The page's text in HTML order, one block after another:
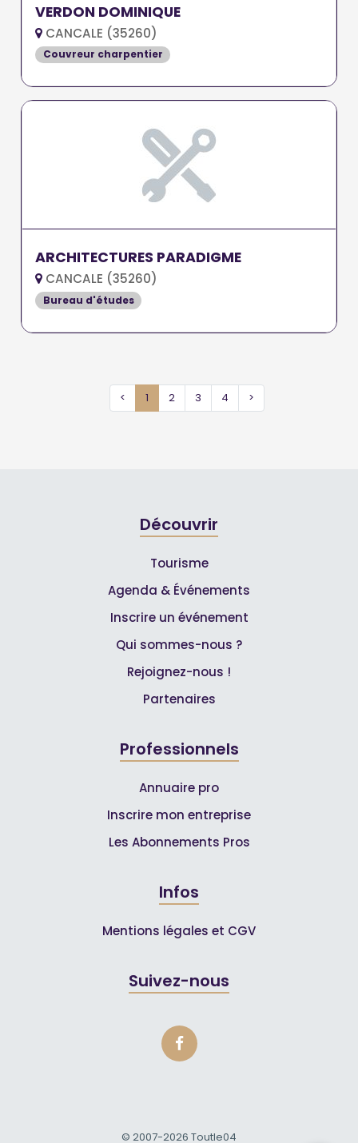
VERDON DOMINIQUE
CANCALE (35260)
Couvreur charpentier
ARCHITECTURES PARADIGME
CANCALE (35260)
Bureau d'études
< 1 2 3 4 >
Découvrir
Tourisme
Agenda & Événements
Inscrire un événement
Qui sommes-nous ?
Rejoignez-nous !
Partenaires
Professionnels
Annuaire pro
Inscrire mon entreprise
Les Abonnements Pros
Infos
Mentions légales et CGV
Suivez-nous
© 2007-2026 Toutle04